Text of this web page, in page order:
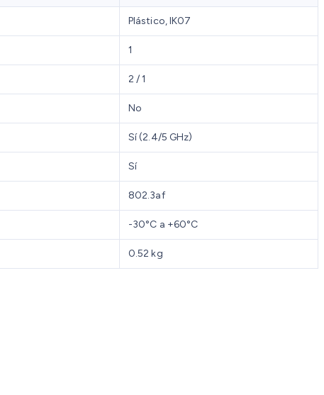
Plástico, IK07
1
2 / 1
No
Sí (2.4/5 GHz)
Sí
802.3af
-30°C a +60°C
0.52 kg